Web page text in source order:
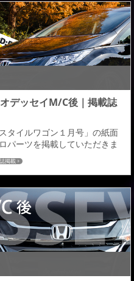
デッセイM/C後｜掲載誌
タイルワゴン１月号」の紙面
パーツを掲載していただきま
詳しくは是非ご購読の程よろ
セイ カスタムパーツはこちら
ちら≫≫
掲載